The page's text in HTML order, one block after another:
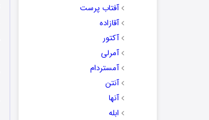
آفتاب پرست
آقازاده
آکتور
آمرلی
آمستردام
آنتن
آنها
ابله